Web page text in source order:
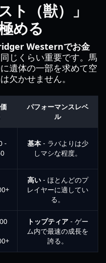
ト（獣）」
める
Westernでお金
じくらい重要です。馬
遺体の一部を求めて空
欠かせません。
パフォーマンスレベ
ル
-
基本- ラバよりは少
しマシな程度。
高い- ほとんどのプ
レイヤーに適してい
る。
トップティア- ゲー
ム内で最速の成長を
誇る。